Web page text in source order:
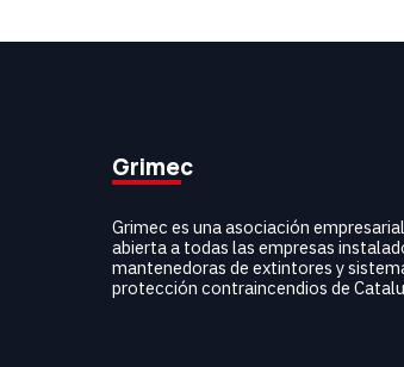
Grimec
Grimec es una asociación empresarial
abierta a todas las empresas
mantenedoras de extintores y
protección contraincendios de